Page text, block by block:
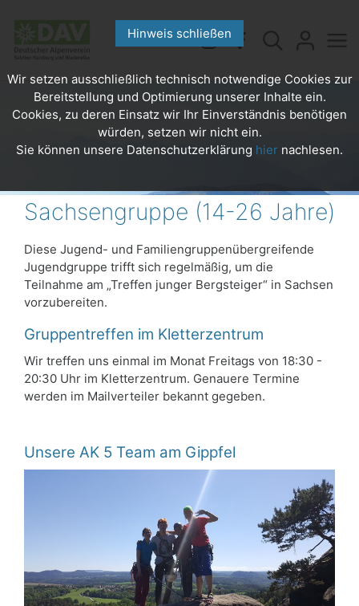
Sachsengruppe (14-26 Jahre)
Diese Jugend- und Familiengruppenübergreifende
Jugendgruppe trifft sich regelmäßig, um die
Teilnahme am „Treffen junger Bergsteiger“ in Sachsen
vorzubereiten.
Gruppentreffen im Kletterzentrum
Wir treffen uns einmal im Monat Freitags von 18:30 -
20:30 Uhr im Kletterzentrum. Genauere Termine
werden im Mailverteiler bekannt gegeben.
Unsere AK 5 Team am Gippfel
Hinweis schließen
Wir setzen ausschließlich technisch notwendige Cookies zur
Bereitstellung und Optimierung unserer Inhalte ein.
Cookies, zu deren Einsatz wir Ihr Einverständnis benötigen
würden, setzen wir nicht ein.
Sie können unsere Datenschutzerklärung hier nachlesen.